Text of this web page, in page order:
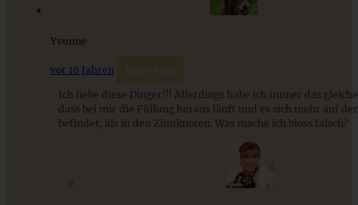
Hefezopf mit Zimt-Zucker und Marzipan
ZUM BEITRAG
Yvonne
vor 10 Jahren Antworten
Ich liebe diese Dinger!!! Allerdings habe ich immer das
dass bei mir die Füllung heraus läuft und es sich mehr auf
befindet, als in den Zimtknoten. Was mache ich bloss falsch?